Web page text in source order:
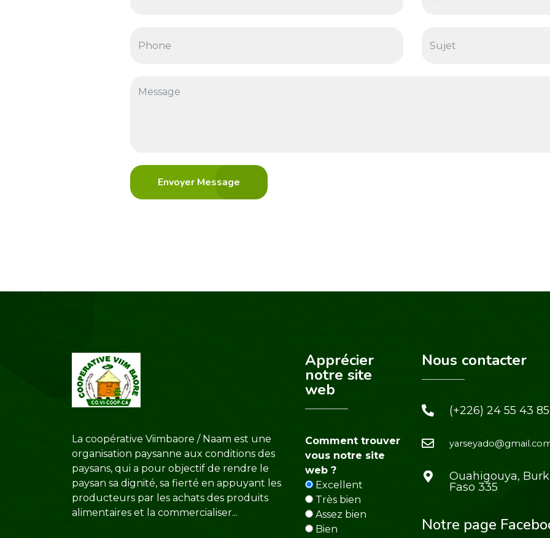
Envoyer Message
La coopérative Viimbaore / Naam est une
organisation paysanne aux conditions des
paysans, qui a pour objectif de rendre le
paysan sa dignité, sa fierté en appuyant les
producteurs par les achats des produits
alimentaires et la commercialiser...
Apprécier
notre site
web
Comment trouver
vous notre site
web ?
Excellent
Très bien
Assez bien
Bien
Nous contacter
(+226) 24 55 43 85
Ouahigouya,
Faso 335
Notre page